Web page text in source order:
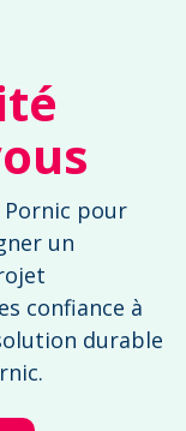
pour
un
confiance à
durable